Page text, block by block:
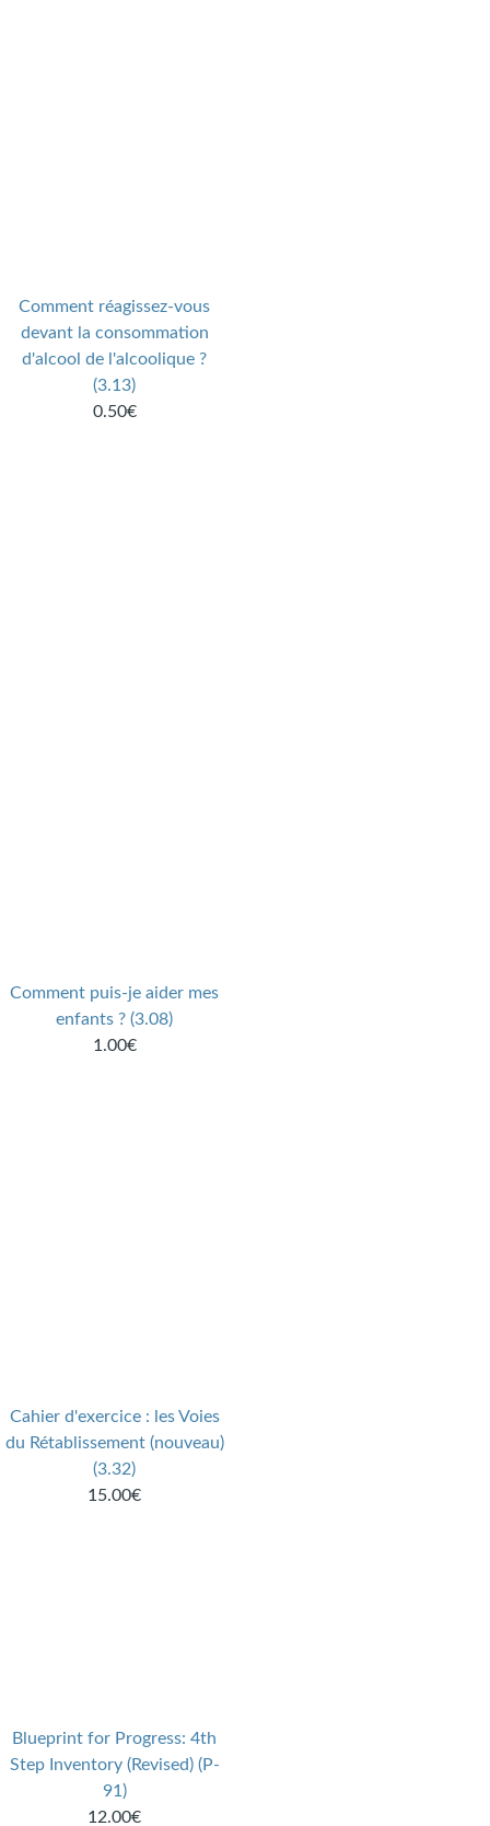
Comment réagissez-vous
devant la consommation
d'alcool de l'alcoolique ?
(3.13)
0.50€
Comment puis-je aider mes
enfants ? (3.08)
1.00€
Cahier d'exercice : les Voies
du Rétablissement (nouveau)
(3.32)
15.00€
Blueprint for Progress: 4th
Step Inventory (Revised) (P-
91)
12.00€